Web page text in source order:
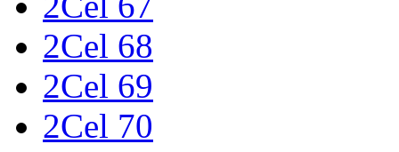
2Cel 68
2Cel 69
2Cel 70